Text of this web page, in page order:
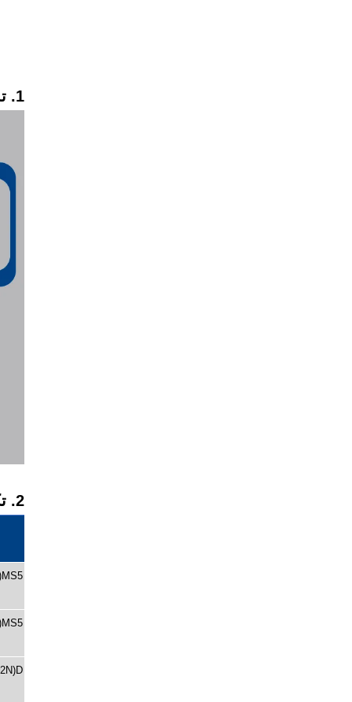
1. تدفق إنتاج صمامات الكرة النحاسية:
2. تكوين المواد الكيميائية المستخدمة لصمامات الكرة النحاسية: